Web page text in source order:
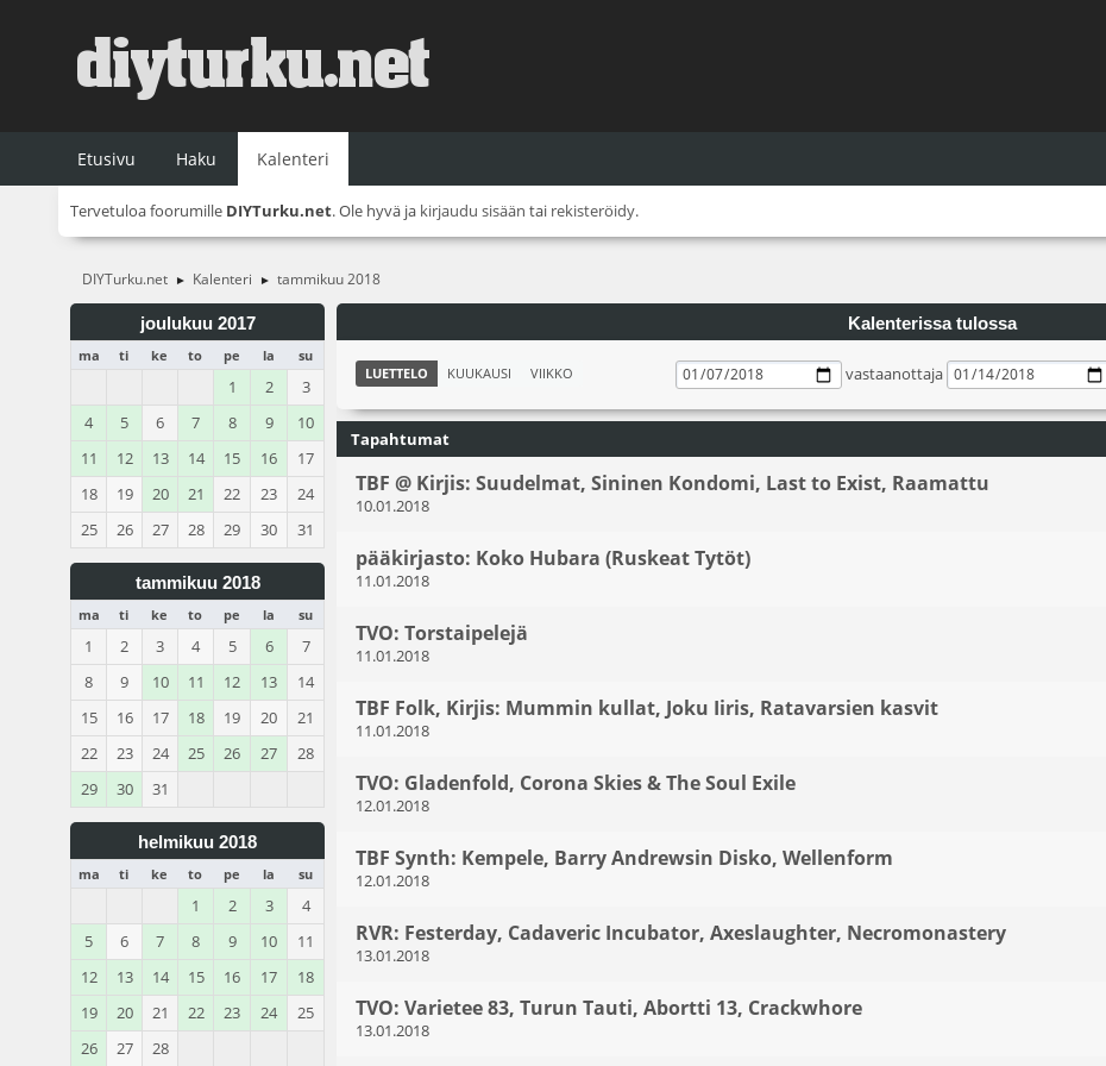
Etusivu Haku Kalenteri
Tervetuloa foorumille DIYTurku.net. Ole hyvä ja kirjaudu sisään tai rekisteröidy.
DIYTurku.net ► Kalenteri ► tammikuu 2018
joulukuu 2017
ma ti ke to pe la su
1 2
3
4
5 6 7 8 9
10
11
12 13 14 15 16
17
18
19 20 21 22 23
24
25
26 27 28 29 30 31
tammikuu 2018
ma ti ke to pe la su
1 2 3 4 5 6
7
8
9 10 11 12 13
14
15
16 17 18 19 20
21
22
23 24 25 26 27
28
29
30 31
helmikuu 2018
ma ti ke to pe la su
1 2 3
4
5
6 7 8 9 10
11
12
13 14 15 16 17
18
19
20 21 22 23 24
25
26
27 28
Kalenterissa tulossa
LUETTELO KUUKAUSI VIIKKO vastaanottaja
Tapahtumat
TBF @ Kirjis: Suudelmat, Sininen Kondomi, Last to Exist, Raamattu
10.01.2018
pääkirjasto: Koko Hubara (Ruskeat Tytöt)
11.01.2018
TVO: Torstaipelejä
11.01.2018
TBF Folk, Kirjis: Mummin kullat, Joku Iiris, Ratavarsien kasvit
11.01.2018
TVO: Gladenfold, Corona Skies & The Soul Exile
12.01.2018
TBF Synth: Kempele, Barry Andrewsin Disko, Wellenform
12.01.2018
RVR: Festerday, Cadaveric Incubator, Axeslaughter, Necromonastery
13.01.2018
TVO: Varietee 83, Turun Tauti, Abortti 13, Crackwhore
13.01.2018